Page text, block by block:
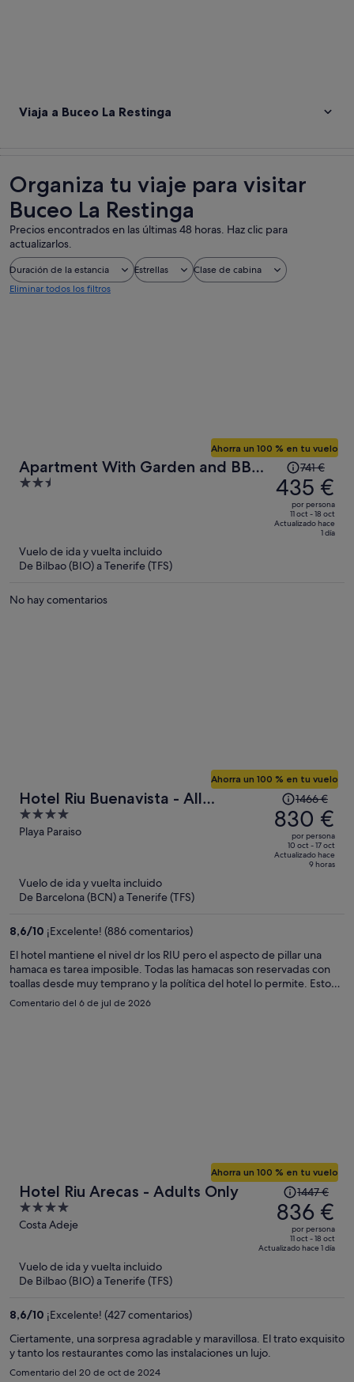
Viaja a Buceo La Restinga
Organiza tu viaje para visitar
Buceo La Restinga
Precios encontrados en las últimas 48 horas. Haz clic para
actualizarlos.
Duración de la estancia Estrellas
Clase de cabina
Eliminar todos los filtros
Apartment With Garden and BBQ
in Tenerife
2.5
Ahorra un 100 % en tu vuelo
precio
era
741 €,
741 €
435 €
por persona
11 oct - 18 oct
Actualizado hace
1 día
Vuelo de ida y vuelta incluido
De Bilbao (BIO) a Tenerife (TFS)
No hay comentarios
Hotel Riu Buenavista - All
Inclusive
4
out
Playa Paraiso
Ahorra un 100 % en tu vuelo
El
precio
era
de
1466 €,
persona
1466 €
830 €
por persona
10 oct - 17 oct
Actualizado hace
9 horas
Vuelo de ida y vuelta incluido
De Barcelona (BCN) a Tenerife (TFS)
8,6/10 ¡Excelente! (886 comentarios)
El hotel mantiene el nivel dr los RIU pero el aspecto de pillar una
hamaca es tarea imposible. Todas las hamacas son reservadas con
toallas desde muy temprano y la política del hotel lo permite. Esto
hace muy desagradable querer darte un baño y pasar un rato pq
básicamente no hay sitio a pesar de estar las hamacas vacías.
Comentario del 6 de jul de 2026
Hotel Riu Arecas - Adults Only
4
out
Costa Adeje
Ahorra un 100 % en tu vuelo
El
precio
era
de
1447 €,
por
1447 €
836 €
por persona
11 oct - 18 oct
Actualizado hace 1 día
Vuelo de ida y vuelta incluido
De Bilbao (BIO) a Tenerife (TFS)
8,6/10 ¡Excelente! (427 comentarios)
Ciertamente, una sorpresa agradable y maravillosa. El trato exquisito
y tanto los restaurantes como las instalaciones un lujo.
Comentario del 20 de oct de 2024